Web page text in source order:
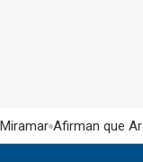
Afirman que